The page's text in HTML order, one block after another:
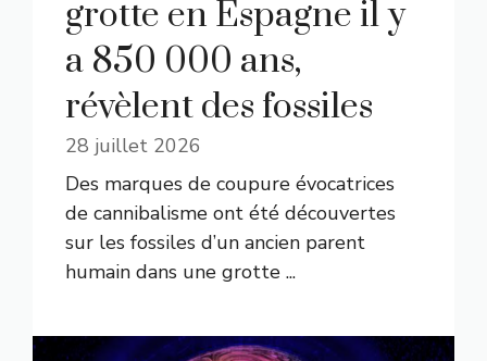
grotte en Espagne il y
a 850 000 ans,
révèlent des fossiles
28 juillet 2026
Des marques de coupure évocatrices
de cannibalisme ont été découvertes
sur les fossiles d’un ancien parent
humain dans une grotte ...